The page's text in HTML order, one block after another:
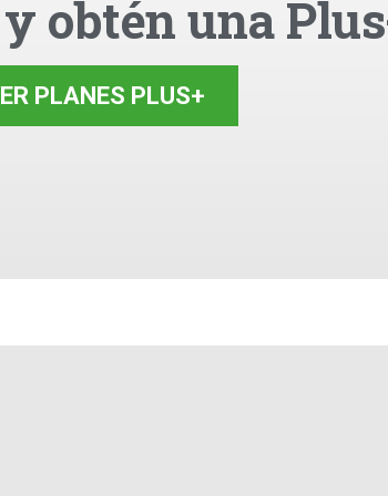
obtén una
PLANES PLUS+